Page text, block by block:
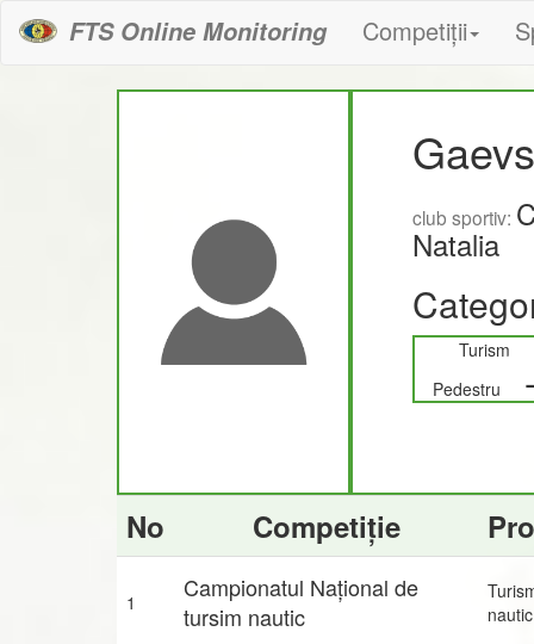
FTS Online Monitoring Competiții
club sportiv:
Natalia
Turism
Pedestru
No Competiție
1
Campionatul Național de
tursim nautic
nautic